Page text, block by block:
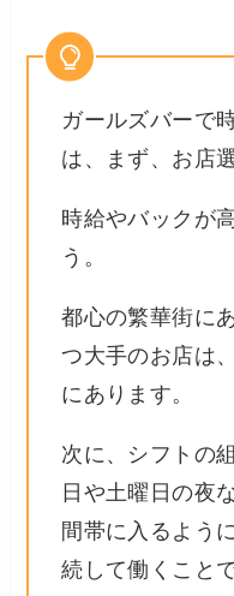
ガールズバーで
は、まず、お店
時給やバックが
う。
都心の繁華街に
つ大手のお店は
にあります。
次に、シフトの
日や土曜日の夜
間帯に入るよう
続して働くこと